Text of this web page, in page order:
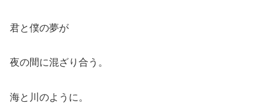
君と僕の夢が
夜の間に混ざり合う。
海と川のように。